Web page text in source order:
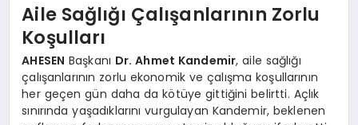
Aile Sağlığı Çalışanlarının Zorlu
Koşulları
AHESEN Başkanı Dr. Ahmet Kandemir, aile sağlığı
çalışanlarının zorlu ekonomik ve çalışma koşullarının
her geçen gün daha da kötüye gittiğini belirtti. Açlık
sınırında yaşadıklarını vurgulayan Kandemir, beklenen